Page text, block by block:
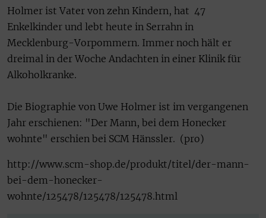
Holmer ist Vater von zehn Kindern, hat 47
Enkelkinder und lebt heute in Serrahn in
Mecklenburg-Vorpommern. Immer noch hält er
dreimal in der Woche Andachten in einer Klinik für
Alkoholkranke.
Die Biographie von Uwe Holmer ist im vergangenen
Jahr erschienen: "Der Mann, bei dem Honecker
wohnte" erschien bei SCM Hänssler. (pro)
http://www.scm-shop.de/produkt/titel/der-mann-
bei-dem-honecker-
wohnte/125478/125478/125478.html